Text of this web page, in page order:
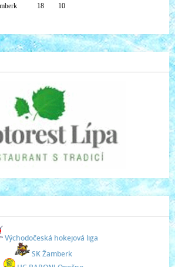
18 10
Východočeská hokejová liga
SK Žamberk